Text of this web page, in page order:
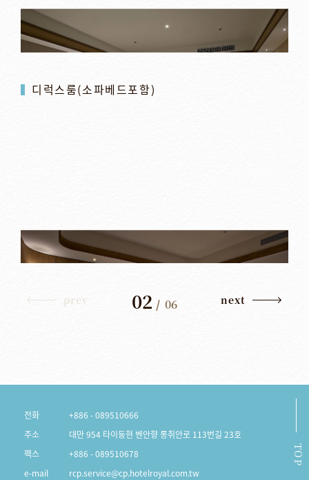
디럭스룸(소파베드포함)
prev 02 /06 next
TOP
전화
+886 - 089510666
주소
대만 954 타이둥현 벤안향 롱취안로 113번길 23호
팩스
+886 - 089510678
e-mail
rcp.service@cp.hotelroyal.com.tw